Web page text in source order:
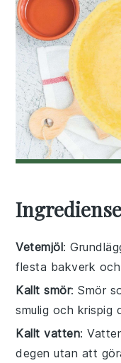
Vetemjöl:
flesta bakverk
Kallt smör: Smör
smulig och krispig
Kallt vatten:
degen utan att